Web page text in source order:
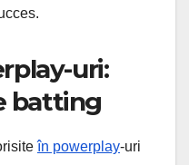
uri:
batting
în powerplay-uri